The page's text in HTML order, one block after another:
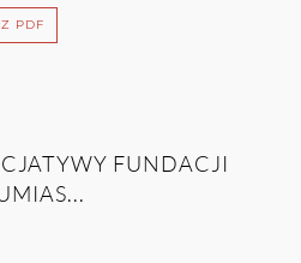
PDF
FUNDACJI